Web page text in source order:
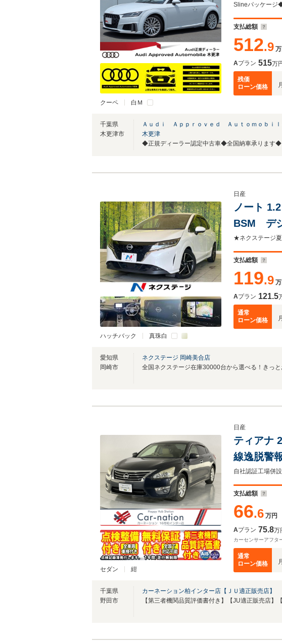
クーペ 白Ｍ
イト/リヤ
支払総額
512.9
Aプラン 515万
残価
ローン価格
千葉県
木更津市
Ａｕｄｉ Ａｐｐｒｏｖｅｄ Ａｕｔｏｍｏｂｉ
木更津
◆正規ディーラー認定中古車◆全国納車承ります◆
ハッチバック 真珠白
日産
ノート
BSM デ
インチア
支払総額
119.9
Aプラン 121.5
通常
ローン価格
愛知県
岡崎市
ネクステージ 岡崎美合店
セダン 紺
日産
ティアナ
線逸脱警
ワーシー
ルトイン
支払総額
66.6 万円
Aプラン 75.8万
カーセンサーアフタ
通常
ローン価格
千葉県
野田市
カーネーション柏インター店【ＪＵ適正販売店】